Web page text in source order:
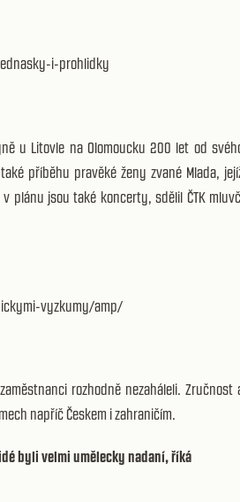
i-prohlidky
u Litovle na Olomoucku 200 let od
příběhu pravěké ženy zvané Mlada,
plánu jsou také koncerty, sdělil ČTK
vyzkumy/amp/
rozhodně nezaháleli. Zručnost
napříč Českem i zahraničím.
byli velmi umělecky nadaní, říká